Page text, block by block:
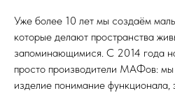
Уже более 10 лет мы создаём
которые делают пространства
запоминающимися. С 2014 года
просто производители МАФов:
изделие понимание функционала,